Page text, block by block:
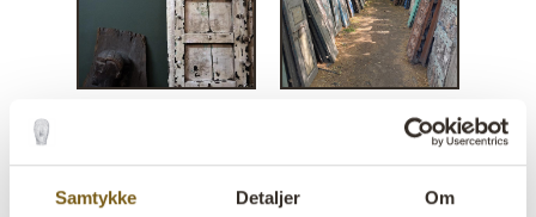
Samtykke Detaljer Om
Hvid vintage trædør